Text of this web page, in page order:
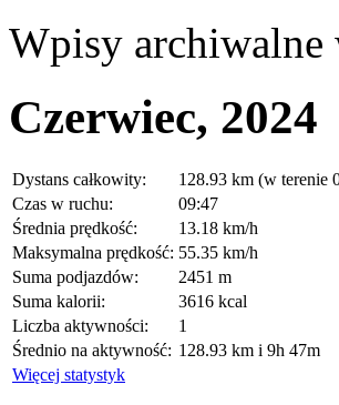
Wpisy archiwalne
Czerwiec, 2024
Dystans całkowity:
128.93 km (w terenie
Czas w ruchu:
09:47
Średnia prędkość:
13.18 km/h
Maksymalna prędkość: 55.35 km/h
Suma podjazdów:
2451 m
Suma kalorii:
3616 kcal
Liczba aktywności:
1
Średnio na aktywność: 128.93 km i 9h 47m
Więcej statystyk